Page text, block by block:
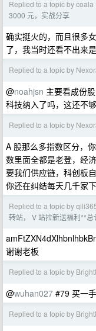
Replied to a topic by coala
3000 元，实战分享
确实挺火的，而且很多
了，我当时还看不出来
Replied to a topic by
@noahjsn 主要看成份
科技纳入了吗，这还不
Replied to a topic by
A 股那么多指数区分，
数里面全都是老登，经
要我们供应链，科创板
你还在纠结每天几千家
Replied to a topic by
转站， V 站拉新送福利**
谢谢老板
Replied to a topic by Brightt
@wuhan027 #79 买一
Replied to a topic by Brightt